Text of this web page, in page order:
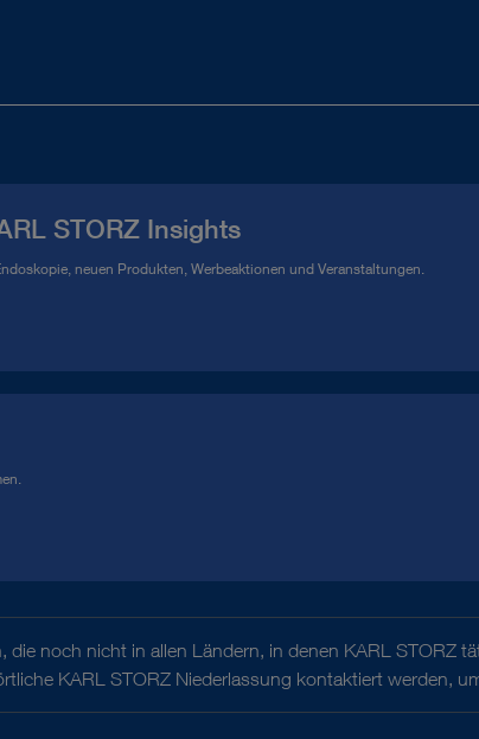
STORZ Insights
neuen Produkten, Werbeaktionen und Veranstaltungen.
noch nicht in allen Ländern, in denen KARL STORZ
KARL STORZ Niederlassung kontaktiert werden,